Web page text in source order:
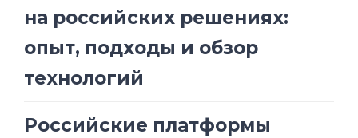
на российских решениях:
опыт, подходы и обзор
технологий
Российские платформы